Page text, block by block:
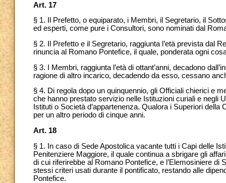
Art. 17
§ 1. Il Prefetto, o equiparato, i Membri, il Segretario, il
ed esperti, come pure i Consultori, sono nominati dal
§ 2. Il Prefetto e il Segretario, raggiunta l’età prevista dal
rinuncia al Romano Pontefice, il quale, ponderata ogni
§ 3. I Membri, raggiunta l’età di ottant’anni, decadono
ragione di altro incarico, decadendo da esso, cessano
§ 4. Di regola dopo un quinquennio, gli Officiali chierici e
che hanno prestato servizio nelle Istituzioni curiali e negli
Istituti o Società d’appartenenza. Qualora i Superiori
per un altro periodo di cinque anni.
Art. 18
§ 1.
In caso di Sede Apostolica vacante tutti i Capi delle
Penitenziere Maggiore, il quale continua a sbrigare gli
di cui riferirebbe al Romano Pontefice, e l’Elemosiniere di
stessi criteri usati durante il pontificato, restando alle
Pontefice.